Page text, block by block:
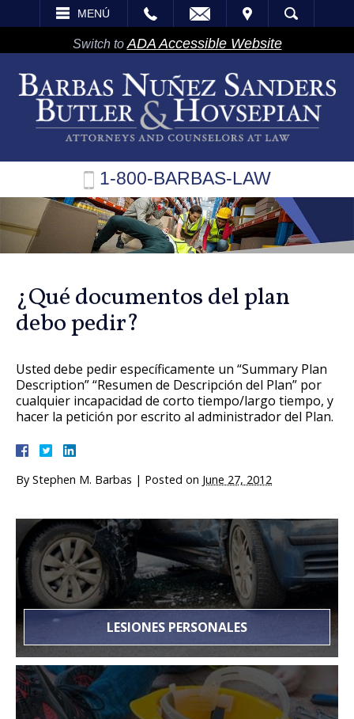
MENÚ
VISITA BÚSQUEDA
Switch to ADA Accessible Website
1-800-BARBAS-LAW
¿Qué documentos del plan
debo pedir?
Usted debe pedir específicamente un “Summary Plan
Description” “Resumen de Descripción del Plan” por
cualquier incapacidad de corto tiempo/largo tiempo, y
hacer la petición por escrito al administrador del Plan.
By Stephen M. Barbas | Posted on June 27, 2012
LESIONES PERSONALES